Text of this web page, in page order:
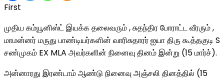
First
முதிய கம்யூனிஸ்ட் இயக்க தலைவரும் , சுதந்திர போராட்ட வீரரும் ,
மாமன்னர் மருது பாண்டியர்களின் வாரிசுதாரர் ஐயா திரு கூத்தகுடி S
சண்முகம் EX MLA அவர்களின் நினைவு தினம் இன்று (15 மார்ச்).
அன்னாரது இரண்டாம் ஆண்டு நினைவு அஞ்சலி தினத்தில் (15